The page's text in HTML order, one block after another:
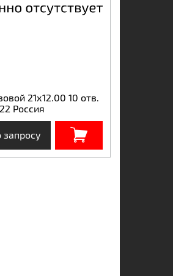
21х12.00 10 отв.
Россия
запросу